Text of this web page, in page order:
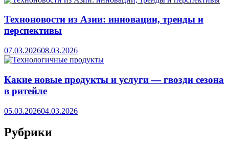
Техноновости из Азии: инновации, тренды и
перспективы
07.03.202608.03.2026
Какие новые продукты и услуги — гвозди сезона
в ритейле
05.03.202604.03.2026
Рубрики